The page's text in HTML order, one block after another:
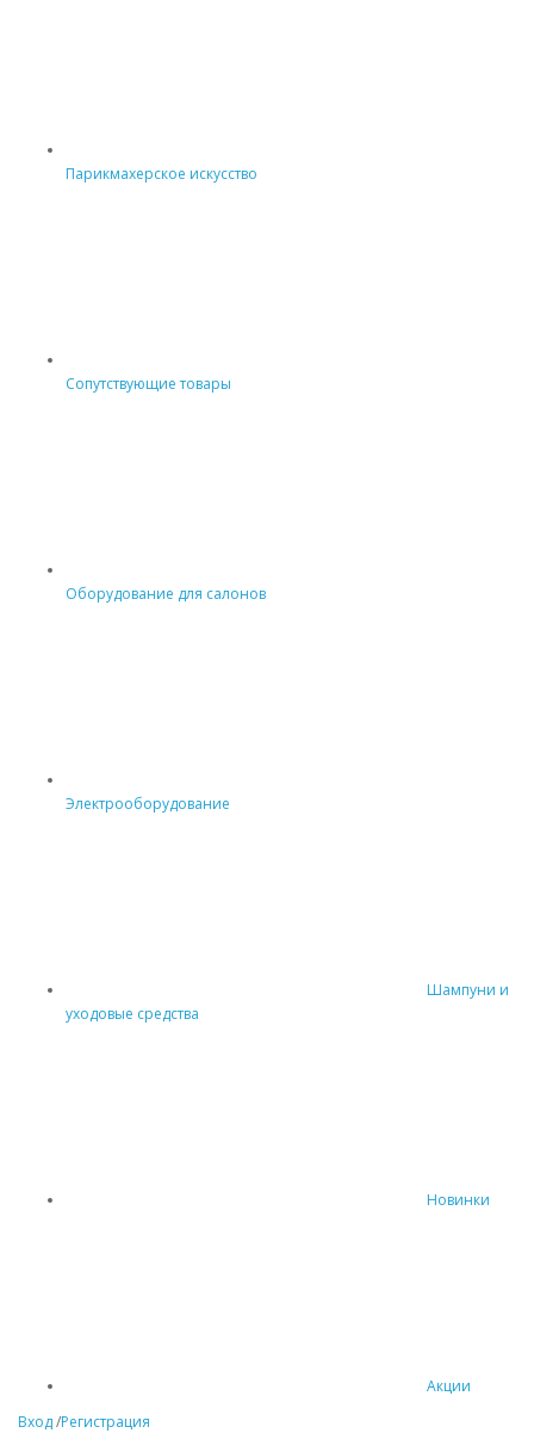
Парикмахерское искусство
Сопутствующие товары
Оборудование для салонов
Электрооборудование
Шампуни и
уходовые средства
Новинки
Акции
Вход/Регистрация